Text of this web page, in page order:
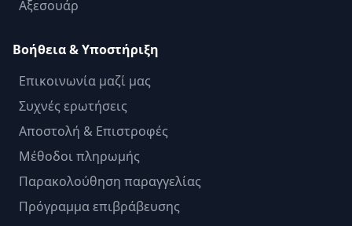
Αξεσουάρ
Βοήθεια & Υποστήριξη
Επικοινωνία μαζί μας
Συχνές ερωτήσεις
Αποστολή & Επιστροφές
Μέθοδοι πληρωμής
Παρακολούθηση παραγγελίας
Πρόγραμμα επιβράβευσης